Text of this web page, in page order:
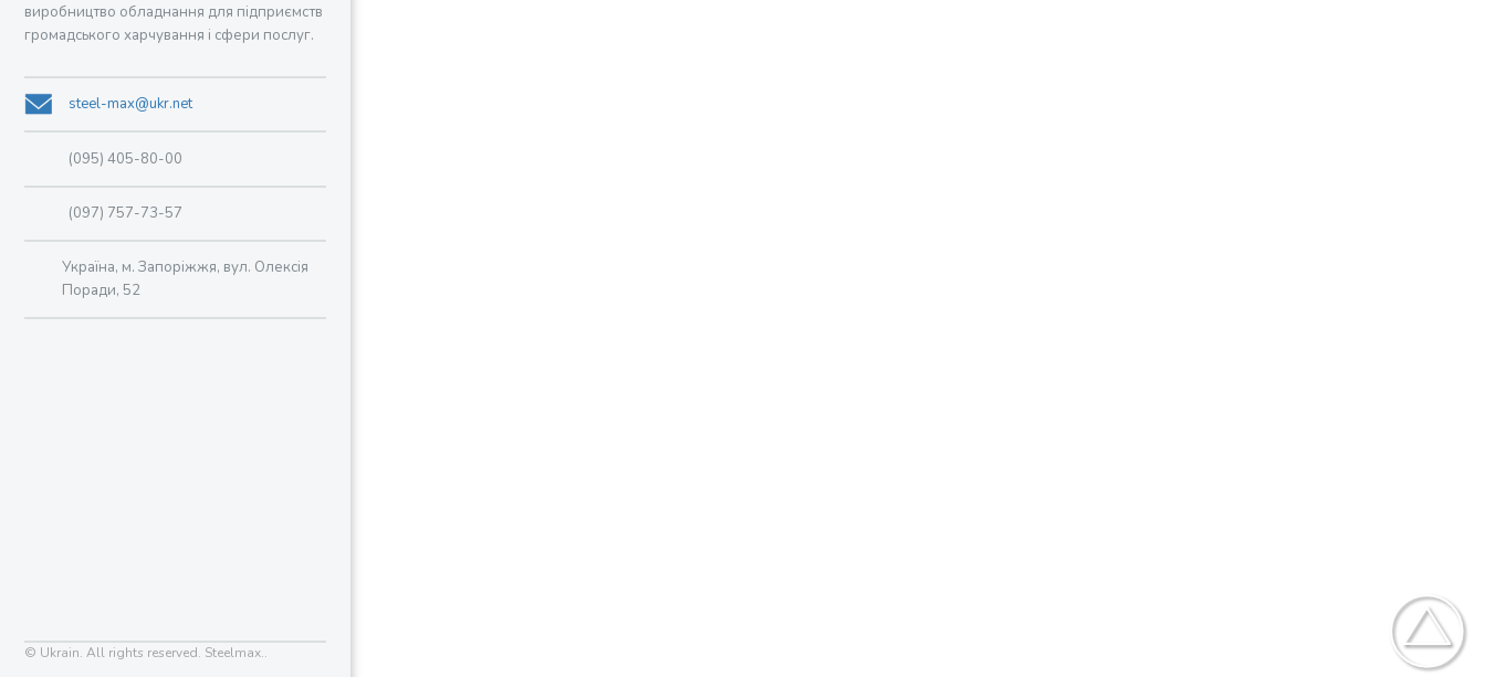
виробництво обладнання для підприємств
громадського харчування і сфери послуг.
steel-max@ukr.net
(095) 405-80-00
(097) 757-73-57
Україна, м. Запоріжжя, вул. Олексія
Поради, 52
© Ukrain. All rights reserved. Steelmax..